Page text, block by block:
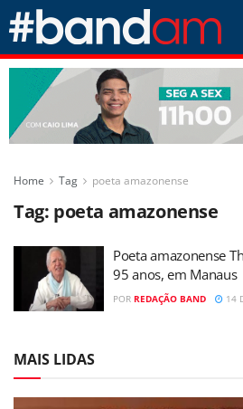
Home Tag poeta amazonense
Tag: poeta amazonense
Poeta amazonense
95 anos, em Manaus
POR REDAÇÃO BAND 14
MAIS LIDAS